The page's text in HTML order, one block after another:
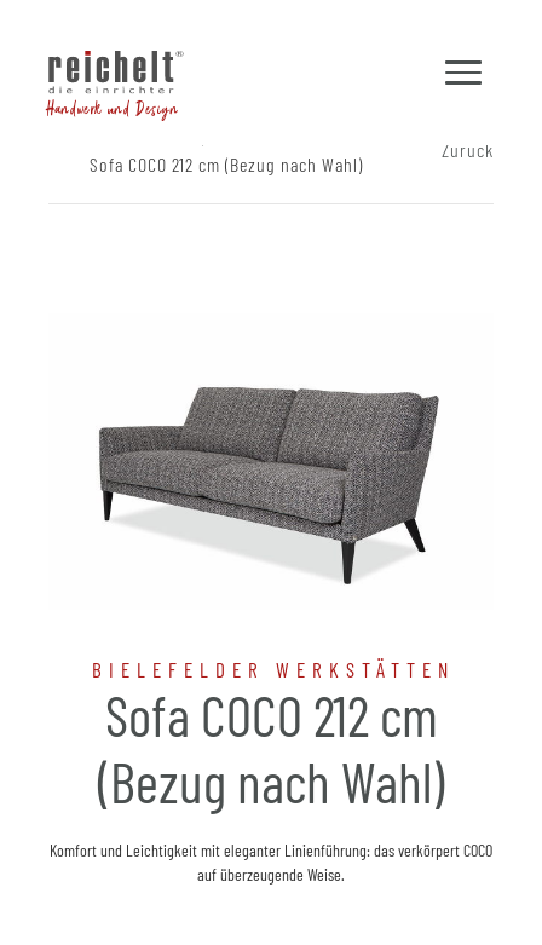
Handwerk und Design
Sofa COCO 212 cm (Bezug nach Wahl)
Zurück
BIELEFELDER WERKSTÄTTEN
Sofa COCO 212 cm
(Bezug nach Wahl)
Komfort und Leichtigkeit mit eleganter Linienführung: das verkörpert COCO
auf überzeugende Weise.